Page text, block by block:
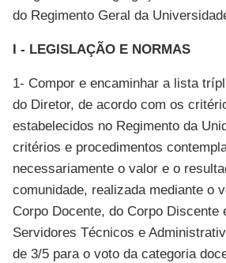
do Regimento Geral da
I - LEGISLAÇÃO E NORMAS
1- Compor e encaminhar a lista
do Diretor, de acordo com os
estabelecidos no Regimento da
critérios e procedimentos
necessariamente o valor e o
comunidade, realizada mediante o
Corpo Docente, do Corpo Discente
Servidores Técnicos e
de 3/5 para o voto da categoria